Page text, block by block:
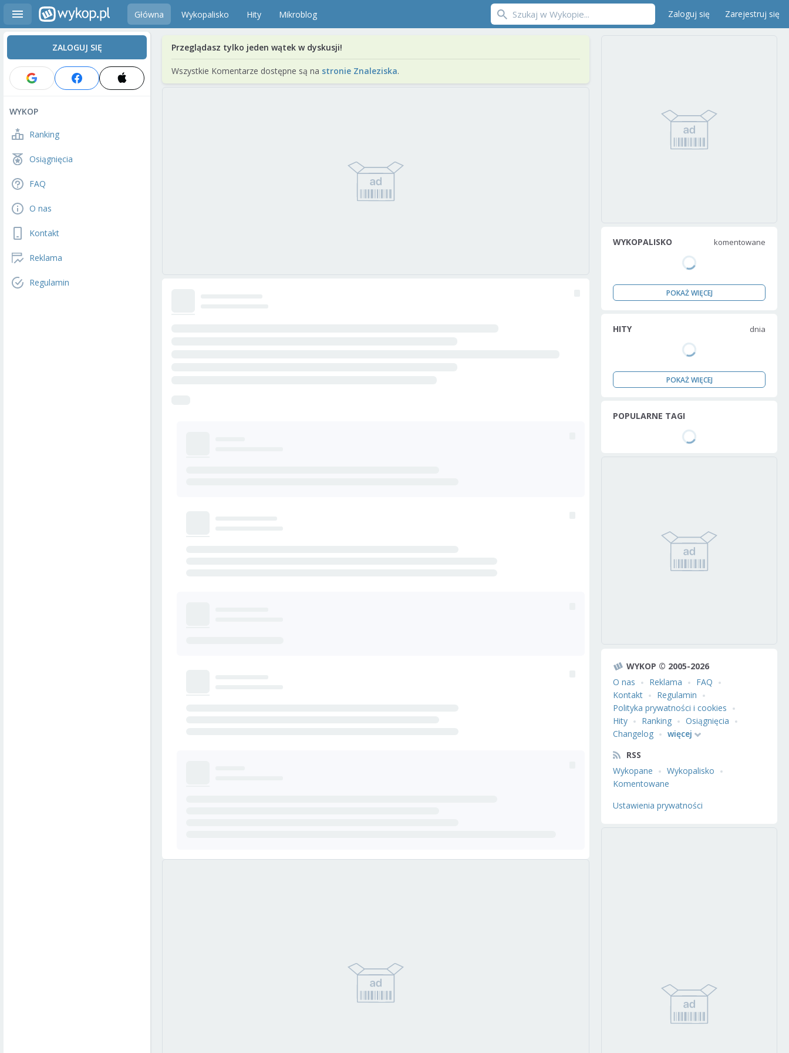
Główna Wykopalisko Hity Mikroblog Zaloguj się Zarejestruj się
ZALOGUJ SIĘ
WYKOP
Ranking
Osiągnięcia
FAQ
O nas
Kontakt
Reklama
Regulamin
Przeglądasz tylko jeden wątek w dyskusji!
Wszystkie Komentarze dostępne są na stronie Znaleziska.
WYKOPALISKO komentowane
POKAŻ WIĘCEJ
HITY dnia
POKAŻ WIĘCEJ
POPULARNE TAGI
WYKOP © 2005-2026
O nas
Reklama
FAQ
Kontakt
Regulamin
Polityka prywatności i cookies
Hity
Ranking
Osiągnięcia
Changelog
więcej
RSS
Wykopane
Wykopalisko
Komentowane
Ustawienia prywatności